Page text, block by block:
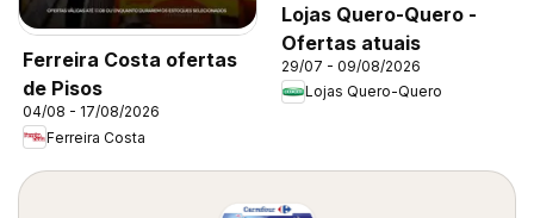
Ferreira Costa ofertas
de Pisos
04/08 - 17/08/2026
Ferreira Costa
Lojas Quero-Quero -
Ofertas atuais
29/07 - 09/08/2026
Lojas Quero-Quero